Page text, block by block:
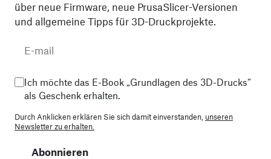
über neue Firmware, neue PrusaSlicer-Versionen
und allgemeine Tipps für 3D-Druckprojekte.
Ich möchte das E-Book „Grundlagen des 3D-Drucks“
als Geschenk erhalten.
Durch Anklicken erklären Sie sich damit einverstanden, unseren
Newsletter zu erhalten.
Abonnieren